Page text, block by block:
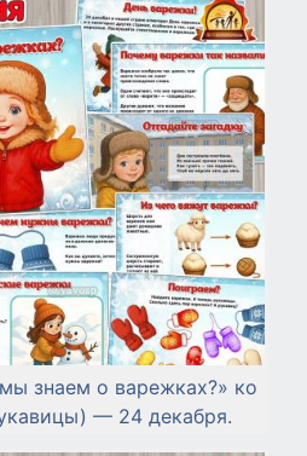
знаем о варежках?» ко
— 24 декабря.